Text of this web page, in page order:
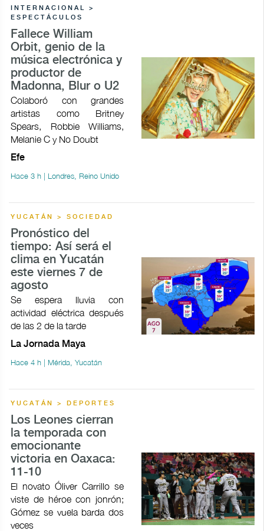
INTERNACIONAL >
ESPECTÁCULOS
Fallece William
Orbit, genio de la
música electrónica y
productor de
Madonna, Blur o U2
Colaboró con grandes
artistas como Britney
Spears, Robbie Williams,
Melanie C y No Doubt
Efe
Hace 3 h | Londres, Reino Unido
YUCATÁN > SOCIEDAD
Pronóstico del
tiempo: Así será el
clima en Yucatán
este viernes 7 de
agosto
Se espera lluvia con
actividad eléctrica después
de las 2 de la tarde
La Jornada Maya
Hace 4 h | Mérida, Yucatán
YUCATÁN > DEPORTES
Los Leones cierran
la temporada con
emocionante
victoria en Oaxaca:
11-10
El novato Óliver Carrillo se
viste de héroe con jonrón;
Gómez se vuela barda dos
veces